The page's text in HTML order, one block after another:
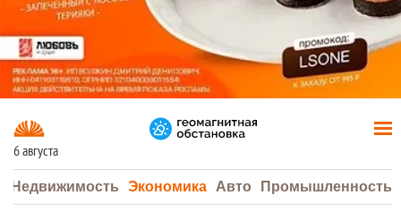
6 августа
Недвижимость Экономика Авто Промышленность